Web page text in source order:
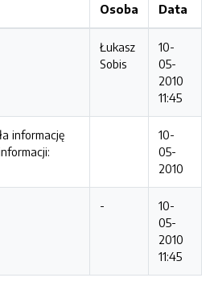
Osoba Data
Łukasz
Sobis
10-
05-
2010
11:45
informację
10-
05-
2010
-
10-
05-
2010
11:45